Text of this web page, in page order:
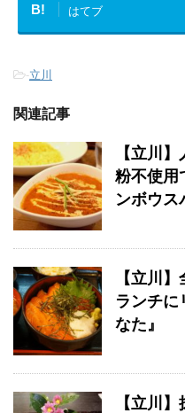
B! はてブ
-立川
関連記事
【立川
粉不使用
ンボウス
【立川
ランチに
なた』
【立川